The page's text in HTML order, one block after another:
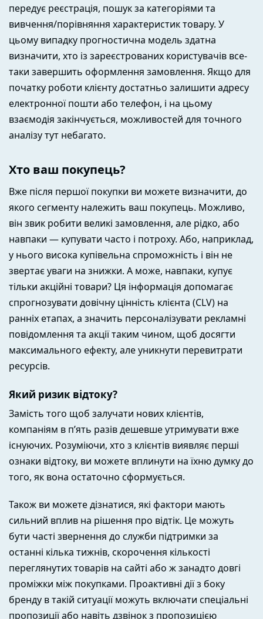
передує реєстрація, пошук за категоріями та
вивчення/порівняння характеристик товару. У
цьому випадку прогностична модель здатна
визначити, хто із зареєстрованих користувачів все-
таки завершить оформлення замовлення. Якщо для
початку роботи клієнту достатньо залишити адресу
електронної пошти або телефон, і на цьому
взаємодія закінчується, можливостей для точного
аналізу тут небагато.
Хто ваш покупець?
Вже після першої покупки ви можете визначити, до
якого сегменту належить ваш покупець. Можливо,
він звик робити великі замовлення, але рідко, або
навпаки — купувати часто і потроху. Або, наприклад,
у нього висока купівельна спроможність і він не
звертає уваги на знижки. А може, навпаки, купує
тільки акційні товари? Ця інформація допомагає
спрогнозувати довічну цінність клієнта (CLV) на
ранніх етапах, а значить персоналізувати рекламні
повідомлення та акції таким чином, щоб досягти
максимального ефекту, але уникнути перевитрати
ресурсів.
Який ризик відтоку?
Замість того щоб залучати нових клієнтів,
компаніям в п’ять разів дешевше утримувати вже
існуючих. Розуміючи, хто з клієнтів виявляє перші
ознаки відтоку, ви можете вплинути на їхню думку до
того, як вона остаточно сформується.
Також ви можете дізнатися, які фактори мають
сильний вплив на рішення про відтік. Це можуть
бути часті звернення до служби підтримки за
останні кілька тижнів, скорочення кількості
переглянутих товарів на сайті або ж занадто довгі
проміжки між покупками. Проактивні дії з боку
бренду в такій ситуації можуть включати спеціальні
пропозиції або навіть дзвінок з пропозицією